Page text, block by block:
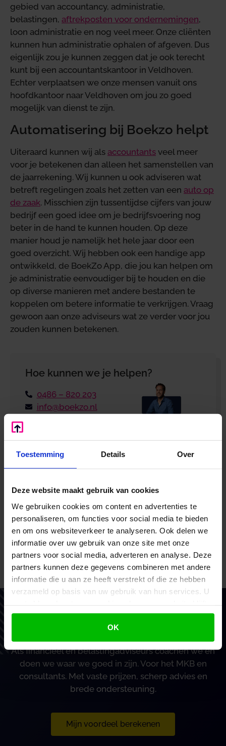
Toestemming Details Over
Deze website maakt gebruik van cookies
We gebruiken cookies om content en advertenties te
personaliseren, om functies voor social media te bieden
en om ons websiteverkeer te analyseren. Ook delen we
informatie over uw gebruik van onze site met onze
partners voor social media, adverteren en analyse. Deze
partners kunnen deze gegevens combineren met andere
informatie die u aan ze heeft verstrekt of die ze hebben
verzameld op basis van uw gebruik van hun services. U
gebruiken.
OK
gebied van accountancy, administratie,
belastingen, aftrekposten voor ondernemingen,
loon administratie en nog veel meer. Onze cliënten
kunnen hun administratie ophalen of afgeven. Dus
eigenlijk zou je kunnen zeggen dat je ook terecht
kunt bij een accountantskantoor in Veldhoven.
Echter verplaatsen we onze mensen vanuit ons
hoofdkantoor naar Veldhoven om jou zo goed
mogelijk van dienst te zijn.
Automatisering bij Boekzo helpt
Uiteraard kunnen wij als accountants veel meer
voor je betekenen dan alleen het samenstellen van
de jaarrekening. Wij kunnen u ook adviseren wat
betreft regelingen zoals het zetten van een auto op
de zaak. Misschien zijn tussentijdse cijfers van jouw
bedrijf een goed idee om je bedrijfsvoering nog
beter in de hand te kunnen houden. Op deze
manier houd je namelijk het hele jaar door een
goed overzicht. Wij hebben ook een handige app
ontwikkeld, de BoekZo App, die jou kan helpen om
je administratie eenvoudiger bij te houden en die
op diverse manieren met andere bestanden te
koppelen om betere informatie te verkrijgen. Vraag
gewoon aan onze adviseurs wat ze verder voor jou
zouden kunnen betekenen.
Hoe kunnen we je helpen?
0486 – 820 203
info@boekzo.nl
gegevens achter en wij bellen je terug!
Verzenden
Vertrouw op BoekZo, net als
honderden andere ondernemers
Als financieel en belastingadviseurs coachen we en
doen we waar we goed in zijn. Voor het MKB en
consultants. Met vaste prijzen, scherp advies en
brede ondersteuning.
Mijn voordeel berekenen